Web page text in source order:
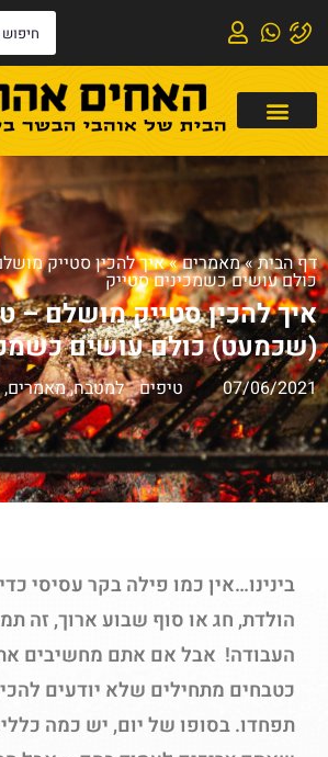
דף הבית»מאמרים»איך להכין סטייק
כולם עושים כשמכינים סטייק
איך להכין סטייק מושלם –
(שכמעט) כולם עושים
07/06/2021 טיפים למטבח,מאמרים,
בינינו…אין כמו פילה בקר עסיסי
הולדת, חג או סוף שבוע ארוך, זה
העבודה! אבל אם אתם מחשיבים
כטבחים מתחילים שלא יודעים
תפחדו. בסופו של יום, יש כמה